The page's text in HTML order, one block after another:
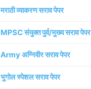
मराठी व्याकरण सराव पेपर
MPSC संयुक्त पुर्व/मुख्य सराव पेपर
Army अग्निवीर सराव पेपर
भुगोल स्पेशल सराव पेपर